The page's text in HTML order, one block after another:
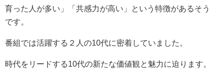
育った人が多い」「共感力が高い」という特徴があるそう
です。
番組では活躍する２人の10代に密着していました。
時代をリードする10代の新たな価値観と魅力に迫ります。